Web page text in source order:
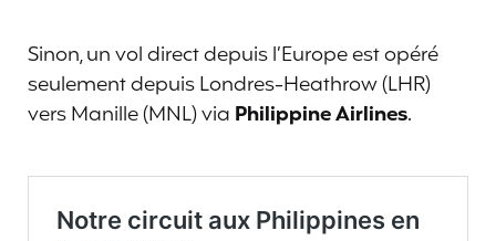
Sinon, un vol direct depuis l’Europe est opéré
seulement depuis Londres-Heathrow (LHR)
vers Manille (MNL) via Philippine Airlines.